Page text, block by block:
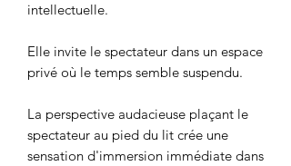
intellectuelle.
Elle invite le spectateur dans un espace
privé où le temps semble suspendu.
La perspective audacieuse plaçant le
spectateur au pied du lit crée une
sensation d'immersion immédiate dans